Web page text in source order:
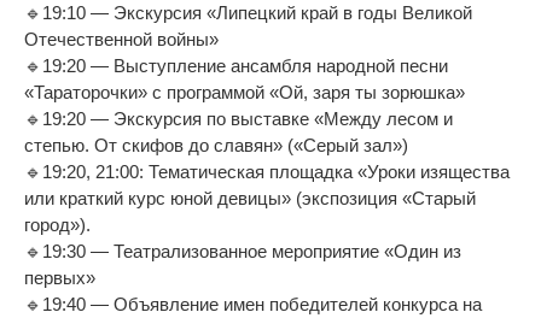
🔹19:10 — Экскурсия «Липецкий край в годы Великой
Отечественной войны»
🔹19:20 — Выступление ансамбля народной песни
«Тараторочки» с программой «Ой, заря ты зорюшка»
🔹19:20 — Экскурсия по выставке «Между лесом и
степью. От скифов до славян» («Серый зал»)
🔹19:20, 21:00: Тематическая площадка «Уроки изящества
или краткий курс юной девицы» (экспозиция «Старый
город»).
🔹19:30 — Театрализованное мероприятие «Один из
первых»
🔹19:40 — Объявление имен победителей конкурса на